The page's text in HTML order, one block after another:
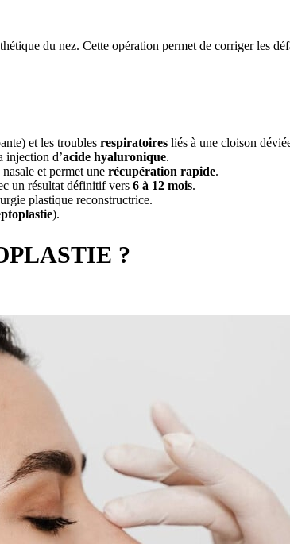
du nez. Cette opération permet de corriger les
et les troubles respiratoires liés à une cloison
injection d’acide hyaluronique.
et permet une récupération rapide.
un résultat définitif vers 6 à 12 mois.
plastique reconstructrice.
).
?